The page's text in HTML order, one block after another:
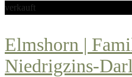
verkauft
Elmshorn |
Niedrigzins-